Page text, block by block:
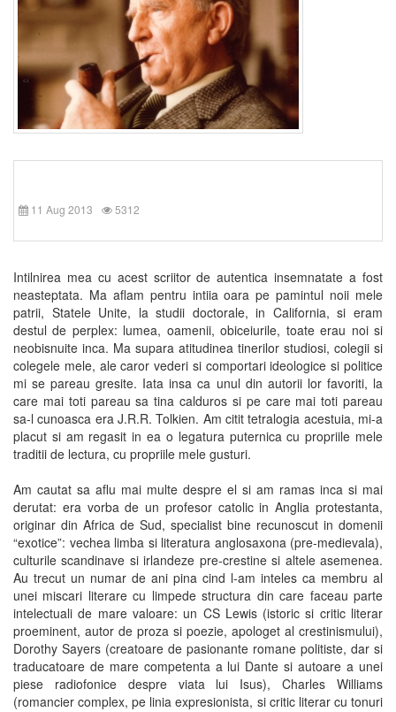
11 Aug 2013 5312
Intilnirea mea cu acest scriitor de autentica insemnatate a fost
neasteptata. Ma aflam pentru intiia oara pe pamintul noii mele
patrii, Statele Unite, la studii doctorale, in California, si eram
destul de perplex: lumea, oamenii, obiceiurile, toate erau noi si
neobisnuite inca. Ma supara atitudinea tinerilor studiosi, colegii si
colegele mele, ale caror vederi si comportari ideologice si politice
mi se pareau gresite. Iata insa ca unul din autorii lor favoriti, la
care mai toti pareau sa tina calduros si pe care mai toti pareau
sa-l cunoasca era J.R.R. Tolkien. Am citit tetralogia acestuia, mi-a
placut si am regasit in ea o legatura puternica cu propriile mele
traditii de lectura, cu propriile mele gusturi.
Am cautat sa aflu mai multe despre el si am ramas inca si mai
derutat: era vorba de un profesor catolic in Anglia protestanta,
originar din Africa de Sud, specialist bine recunoscut in domenii
“exotice”: vechea limba si literatura anglosaxona (pre-medievala),
culturile scandinave si irlandeze pre-crestine si altele asemenea.
Au trecut un numar de ani pina cind l-am inteles ca membru al
unei miscari literare cu limpede structura din care faceau parte
intelectuali de mare valoare: un CS Lewis (istoric si critic literar
proeminent, autor de proza si poezie, apologet al crestinismului),
Dorothy Sayers (creatoare de pasionante romane politiste, dar si
traducatoare de mare competenta a lui Dante si autoare a unei
piese radiofonice despre viata lui Isus), Charles Williams
(romancier complex, pe linia expresionista, si critic literar cu tonuri